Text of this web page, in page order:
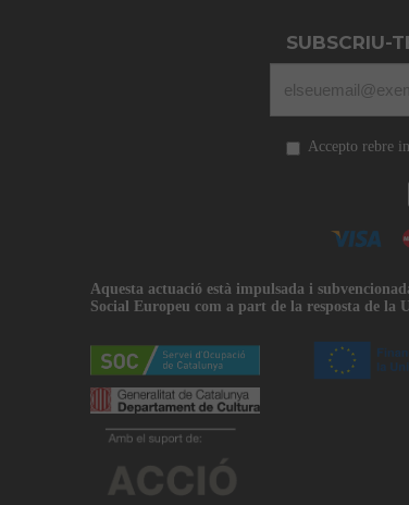
SUBSCRIU-
Accepto rebre
Aquesta actuació està impulsada i
Social Europeu com a part de la resposta de la